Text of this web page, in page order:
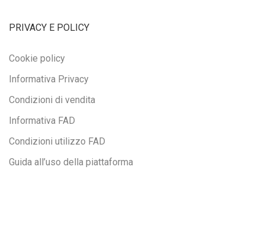
PRIVACY E POLICY
Cookie policy
Informativa Privacy
Condizioni di vendita
Informativa FAD
Condizioni utilizzo FAD
Guida all’uso della piattaforma